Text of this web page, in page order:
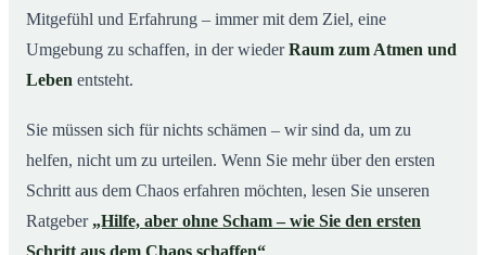
Mitgefühl und Erfahrung – immer mit dem Ziel, eine
Umgebung zu schaffen, in der wiederRaum zum Atmen und
Leben entsteht.
Sie müssen sich für nichts schämen – wir sind da, um zu
helfen, nicht um zu urteilen. Wenn Sie mehr über den ersten
Schritt aus dem Chaos erfahren möchten, lesen Sie unseren
Ratgeber „Hilfe, aber ohne Scham – wie Sie den ersten